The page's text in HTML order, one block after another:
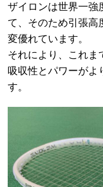
ザイロンは世界一強
て、そのため引張高
変優れています。
それにより、これま
吸収性とパワーがよ
す。